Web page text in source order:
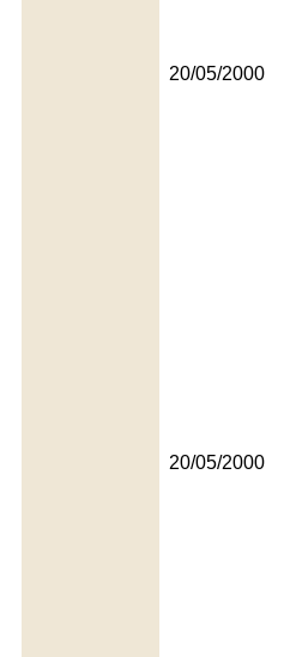
20/05/2000
20/05/2000